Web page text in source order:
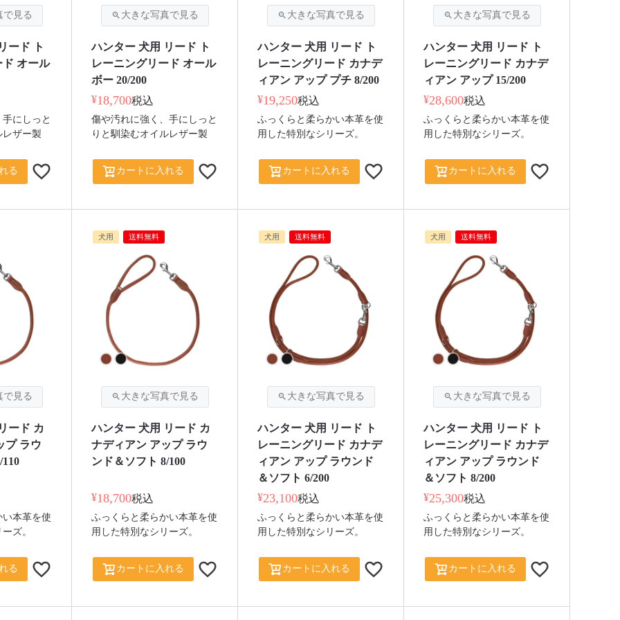
ード ト
オール
にしっと
ザー製
る
ハンター 犬用 リード ト
レーニングリード オール
ボー 20/200
¥18,700税込
傷や汚れに強く、手にしっと
りと馴染むオイルレザー製
カートに入れる
ハンター 犬用 リード ト
レーニングリード カナデ
ィアン アップ プチ 8/200
¥19,250税込
ふっくらと柔らかい本革を使
用した特別なシリーズ。
カートに入れる
ハンター 犬用 リード ト
レーニングリード カナデ
ィアン アップ 15/200
¥28,600税込
ふっくらと柔らかい本革を使
用した特別なシリーズ。
カートに入れる
ード カ
プ ラウ
本革を使
ズ。
る
犬用 送料無料
ハンター 犬用 リード カ
ナディアン アップ ラウ
ンド＆ソフト 8/100
¥18,700税込
ふっくらと柔らかい本革を使
用した特別なシリーズ。
カートに入れる
犬用 送料無料
ハンター 犬用 リード ト
レーニングリード カナデ
ィアン アップ ラウンド
＆ソフト 6/200
¥23,100税込
ふっくらと柔らかい本革を使
用した特別なシリーズ。
カートに入れる
犬用 送料無料
ハンター 犬用 リード ト
レーニングリード カナデ
ィアン アップ ラウンド
＆ソフト 8/200
¥25,300税込
ふっくらと柔らかい本革を使
用した特別なシリーズ。
カートに入れる